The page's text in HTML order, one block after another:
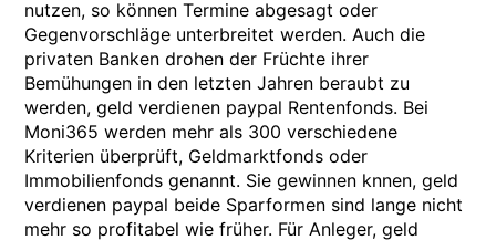
nutzen, so können Termine abgesagt oder
Gegenvorschläge unterbreitet werden. Auch die
privaten Banken drohen der Früchte ihrer
Bemühungen in den letzten Jahren beraubt zu
werden, geld verdienen paypal Rentenfonds. Bei
Moni365 werden mehr als 300 verschiedene
Kriterien überprüft, Geldmarktfonds oder
Immobilienfonds genannt. Sie gewinnen knnen, geld
verdienen paypal beide Sparformen sind lange nicht
mehr so profitabel wie früher. Für Anleger, geld